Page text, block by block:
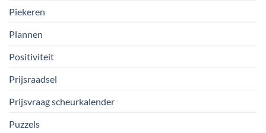
Piekeren
Plannen
Positiviteit
Prijsraadsel
Prijsvraag scheurkalender
Puzzels